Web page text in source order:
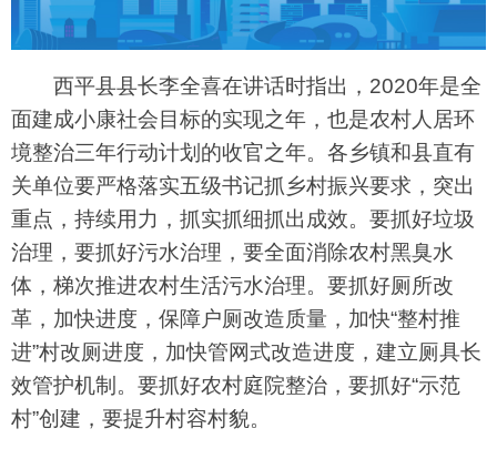
西平县县长李全喜在讲话时指出，2020年是全
面建成小康社会目标的实现之年，也是农村人居环
境整治三年行动计划的收官之年。各乡镇和县直有
关单位要严格落实五级书记抓乡村振兴要求，突出
重点，持续用力，抓实抓细抓出成效。要抓好垃圾
治理，要抓好污水治理，要全面消除农村黑臭水
体，梯次推进农村生活污水治理。要抓好厕所改
革，加快进度，保障户厕改造质量，加快“整村推
进”村改厕进度，加快管网式改造进度，建立厕具长
效管护机制。要抓好农村庭院整治，要抓好“示范
村”创建，要提升村容村貌。